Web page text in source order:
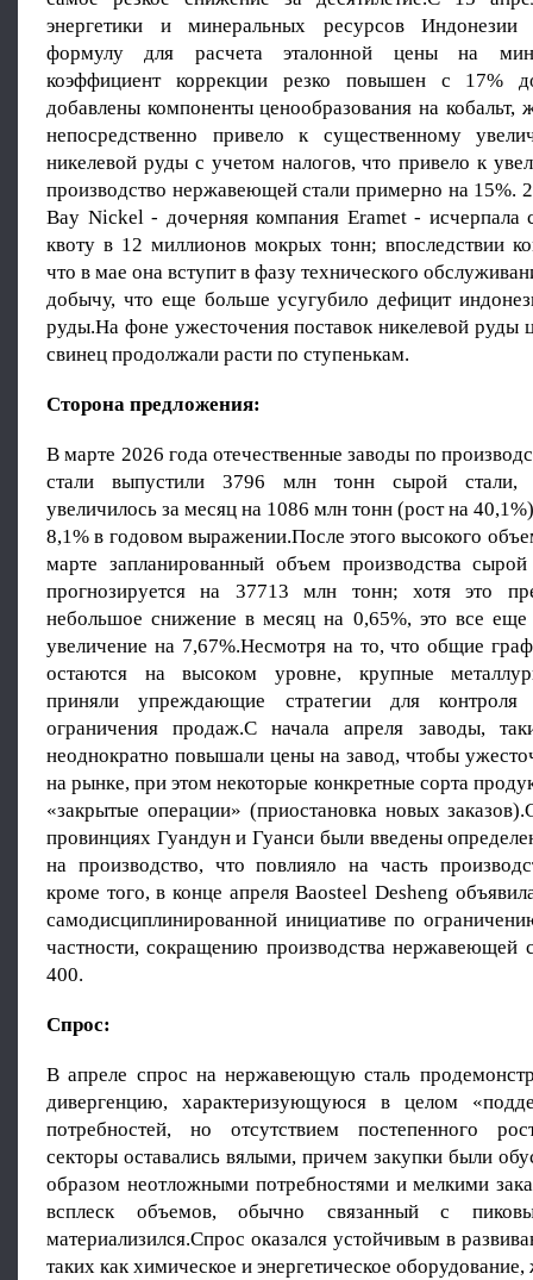
энергетики и минеральных ресурсов
формулу для расчета эталонной цены на
коэффициент коррекции резко повышен с 17%
добавлены компоненты ценообразования на кобальт,
непосредственно привело к существенному
никелевой руды с учетом налогов, что привело к
производство нержавеющей стали примерно на 15%.
Bay Nickel - дочерняя компания Eramet - исчерпала
квоту в 12 миллионов мокрых тонн; впоследствии
что в мае она вступит в фазу технического
добычу, что еще больше усугубило дефицит
руды.На фоне ужесточения поставок никелевой руды
свинец продолжали расти по ступенькам.
Сторона предложения:
В марте 2026 года отечественные заводы по
стали выпустили 3796 млн тонн сырой стали,
увеличилось за месяц на 1086 млн тонн (рост на
8,1% в годовом выражении.После этого высокого
марте запланированный объем производства
прогнозируется на 37713 млн тонн; хотя это
небольшое снижение в месяц на 0,65%, это все еще
увеличение на 7,67%.Несмотря на то, что общие
остаются на высоком уровне, крупные
приняли упреждающие стратегии для
ограничения продаж.С начала апреля заводы,
неоднократно повышали цены на завод, чтобы
на рынке, при этом некоторые конкретные сорта
«закрытые операции» (приостановка новых
провинциях Гуандун и Гуанси были введены
на производство, что повлияло на часть
кроме того, в конце апреля Baosteel Desheng
самодисциплинированной инициативе по
частности, сокращению производства нержавеющей
400.
Спрос:
В апреле спрос на нержавеющую сталь
дивергенцию, характеризующуюся в целом
потребностей, но отсутствием постепенного
секторы оставались вялыми, причем закупки были
образом неотложными потребностями и мелкими
всплеск объемов, обычно связанный с
материализился.Спрос оказался устойчивым в
таких как химическое и энергетическое